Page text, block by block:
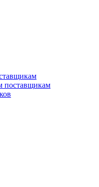
поставщикам